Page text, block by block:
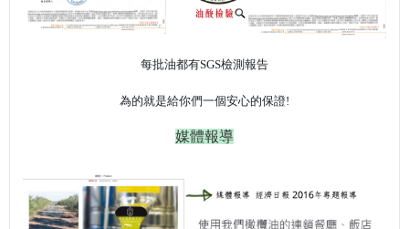
每批油都有SGS檢測報告
為的就是給你們一個安心的保證!
媒體報導